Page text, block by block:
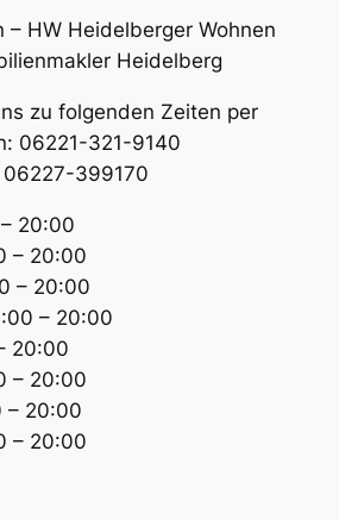
– HW Heidelberger Wohnen
Heidelberg
zu folgenden Zeiten per
06221-321-9140
399170
20:00
– 20:00
– 20:00
– 20:00
20:00
– 20:00
– 20:00
– 20:00